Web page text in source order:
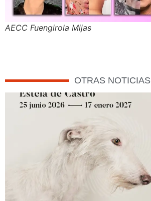
AECC Fuengirola Mijas
OTRAS NOTICIAS